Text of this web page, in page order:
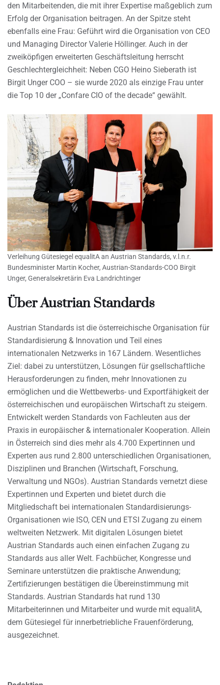
den Mitarbeitenden, die mit ihrer Expertise maßgeblich zum
Erfolg der Organisation beitragen. An der Spitze steht
ebenfalls eine Frau: Geführt wird die Organisation von CEO
und Managing Director Valerie Höllinger. Auch in der
zweiköpfigen erweiterten Geschäftsleitung herrscht
Geschlechtergleichheit: Neben CGO Heino Sieberath ist
Birgit Unger COO – sie wurde 2020 als einzige Frau unter
die Top 10 der „Confare CIO of the decade“ gewählt.
Verleihung Gütesiegel equalitA an Austrian Standards, v.l.n.r.
Bundesminister Martin Kocher, Austrian-Standards-COO Birgit
Unger, Generalsekretärin Eva Landrichtinger
Über Austrian Standards
Austrian Standards ist die österreichische Organisation für
Standardisierung & Innovation und Teil eines
internationalen Netzwerks in 167 Ländern. Wesentliches
Ziel: dabei zu unterstützen, Lösungen für gsellschaftliche
Herausforderungen zu finden, mehr Innovationen zu
ermöglichen und die Wettbewerbs- und Exportfähigkeit der
österreichischen und europäischen Wirtschaft zu steigern.
Entwickelt werden Standards von Fachleuten aus der
Praxis in europäischer & internationaler Kooperation. Allein
in Österreich sind dies mehr als 4.700 Expertinnen und
Experten aus rund 2.800 unterschiedlichen Organisationen,
Disziplinen und Branchen (Wirtschaft, Forschung,
Verwaltung und NGOs). Austrian Standards vernetzt diese
Expertinnen und Experten und bietet durch die
Mitgliedschaft bei internationalen Standardisierungs-
Organisationen wie ISO, CEN und ETSI Zugang zu einem
weltweiten Netzwerk. Mit digitalen Lösungen bietet
Austrian Standards auch einen einfachen Zugang zu
Standards aus aller Welt. Fachbücher, Kongresse und
Seminare unterstützen die praktische Anwendung;
Zertifizierungen bestätigen die Übereinstimmung mit
Standards. Austrian Standards hat rund 130
Mitarbeiterinnen und Mitarbeiter und wurde mit equalitA,
dem Gütesiegel für innerbetriebliche Frauenförderung,
ausgezeichnet.